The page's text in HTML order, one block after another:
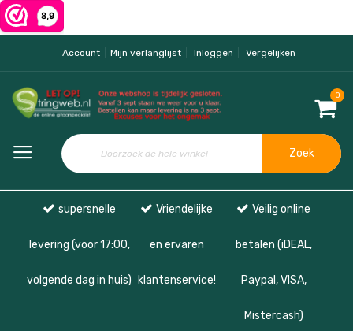
Account Mijn verlanglijst Inloggen Vergelijken
0
Zoek
supersnelle
levering (voor 17:00,
volgende dag in huis)
Vriendelijke
en ervaren
klantenservice!
Veilig online
betalen (iDEAL,
Paypal, VISA,
Mistercash)